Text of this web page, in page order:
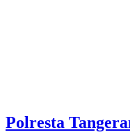
Polresta